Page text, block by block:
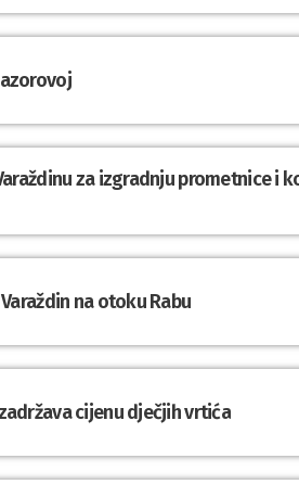
za izgradnju prometnice i
na otoku Rabu
cijenu dječjih vrtića